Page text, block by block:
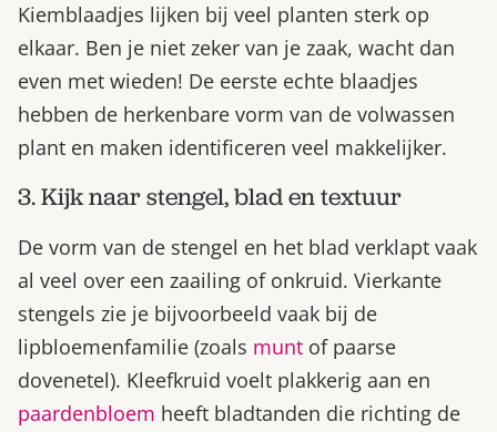
Kiemblaadjes lijken bij veel planten sterk op
elkaar. Ben je niet zeker van je zaak, wacht dan
even met wieden! De eerste echte blaadjes
hebben de herkenbare vorm van de volwassen
plant en maken identificeren veel makkelijker.
3. Kijk naar stengel, blad en textuur
De vorm van de stengel en het blad verklapt vaak
al veel over een zaailing of onkruid. Vierkante
stengels zie je bijvoorbeeld vaak bij de
lipbloemenfamilie (zoals munt of paarse
dovenetel). Kleefkruid voelt plakkerig aan en
paardenbloem heeft bladtanden die richting de